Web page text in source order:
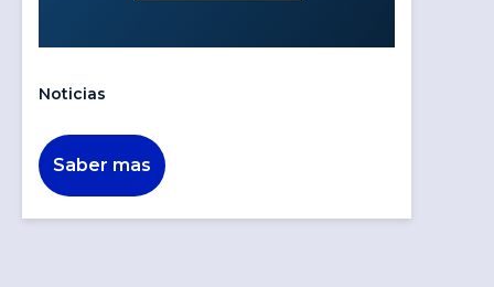
Noticias
Saber mas